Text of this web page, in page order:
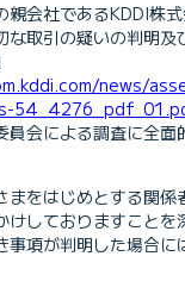
親会社であるKDDI株
な取引の疑いの判明及
news/
員会による調査に全面
まをはじめとする関係
けしておりますことを
事項が判明した場合に